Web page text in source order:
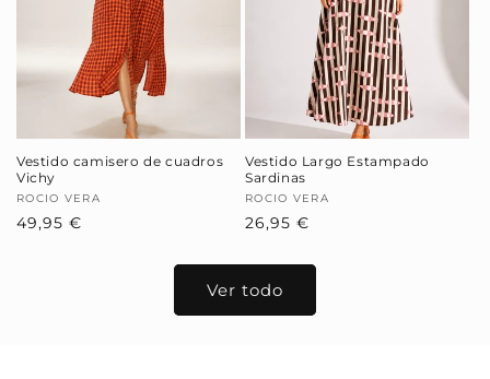
Vestido camisero de cuadros
Vichy
Proveedor:
ROCIO VERA
Precio
49,95 €
Vestido Largo Estampado
Sardinas
Proveedor:
ROCIO VERA
Precio
26,95 €
Ver todo